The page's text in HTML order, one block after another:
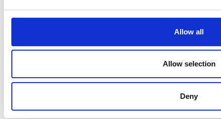
Allow all
Allow selection
Deny
Saavutettavuusseloste
Tietosuojaselosteet